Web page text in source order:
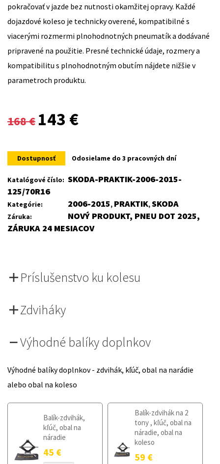
pokračovať v jazde bez nutnosti okamžitej opravy. Každé
dojazdové koleso je technicky overené, kompatibilné s
viacerými rozmermi plnohodnotných pneumatík a dodávané
pripravené na použitie. Presné technické údaje, rozmery a
kompatibilitu s plnohodnotným obutím nájdete nižšie v
parametroch produktu.
168€
Original
was:
168 €.
143 €
is:
143 €.
Dostupnosť Odosielame do 3 pracovných dní
Katalógové číslo: SKODA-PRAKTIK-2006-2015-
125/70R16
Kategórie: 2006-2015, PRAKTIK,SKODA
Záruka:
NOVÝ PRODUKT, PNEU DOT 2025,
ZÁRUKA 24 MESIACOV
Príslušenstvo ku kolesu
Zdviháky
Výhodné balíky doplnkov
Výhodné balíky doplnkov - zdvihák, kľúč, obal na narádie
alebo obal na koleso
Balík-zdvihák,
kľúč, obal na
náradie
45 €
Balík-zdvihák na 2
tony , kľúč, obal na
náradie, obal na
koleso
59 €